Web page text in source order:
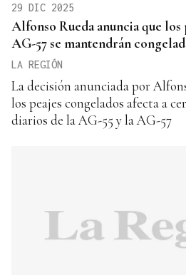
29 DIC 2025
Alfonso Rueda anuncia que los
AG-57 se mantendrán
LA REGIÓN
La decisión anunciada por
los peajes congelados afecta a
diarios de la AG-55 y la AG-57